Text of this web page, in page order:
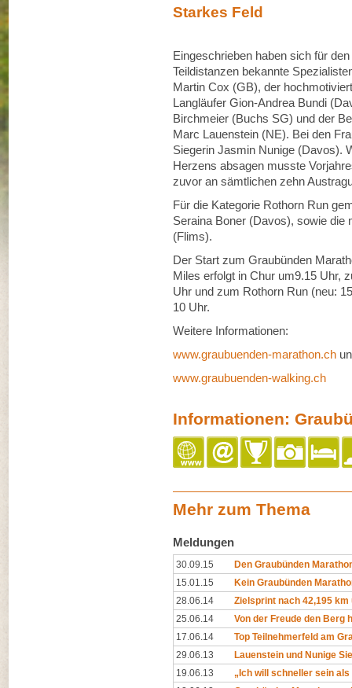
Starkes Feld
Eingeschrieben haben sich für
Teildistanzen bekannte
Martin Cox (GB), der
Langläufer Gion-Andrea Bundi
Birchmeier (Buchs SG) und der
Marc Lauenstein (NE). Bei den
Siegerin Jasmin Nunige (Davos).
Herzens absagen musste
zuvor an sämtlichen zehn
Für die Kategorie Rothorn Run
Seraina Boner (Davos), sowie die
(Flims).
Der Start zum Graubünden
Miles erfolgt in Chur um9.15 Uhr,
Uhr und zum Rothorn Run (neu:
10 Uhr.
Weitere Informationen:
www.graubuenden-marathon.ch
www.graubuenden-walking.ch
Informationen:
Mehr zum Thema
Meldungen
30.09.15
Den Graubünden
15.01.15
Kein Graubünden
28.06.14
Zielsprint nach 42,195 km
25.06.14
Von der Freude den Berg
17.06.14
Top Teilnehmerfeld am
29.06.13
Lauenstein und Nunige
19.06.13
„Ich will schneller sein als